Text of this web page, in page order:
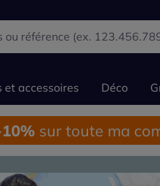
et accessoires Déco
sur toute ma